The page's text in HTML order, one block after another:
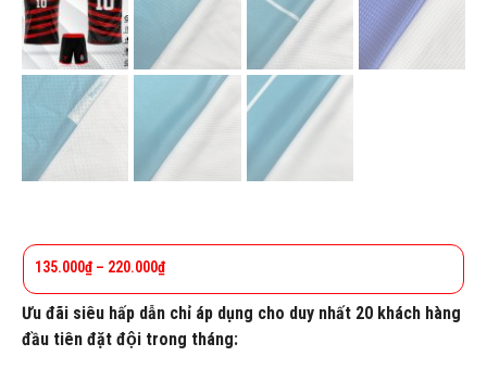
135.000₫ – 220.000₫
Ưu đãi siêu hấp dẫn chỉ áp dụng cho duy nhất 20 khách hàng
đầu tiên đặt đội trong tháng: